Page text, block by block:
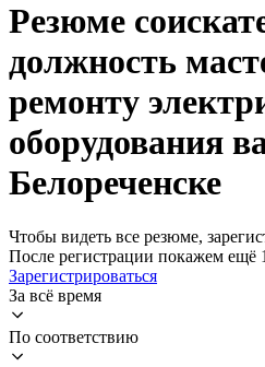
Резюме
должность
ремонту
оборудования
Белореченске
Чтобы видеть все резюме,
После регистрации покажем ещё
Зарегистрироваться
За всё время
По соответствию